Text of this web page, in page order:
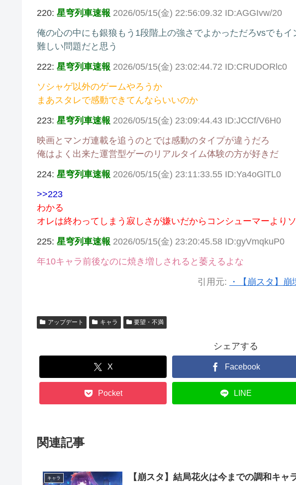
220: 星穹列車速報 2026/05/15(金) 22:56:09.32 ID:AGGIvw/20
俺の心の中にも銀狼もう1段階上の強さでよかっただろvsでも
難しい問題だと思う
222: 星穹列車速報 2026/05/15(金) 23:02:44.72 ID:CRUDORlc0
ソシャゲ以外のゲームやろうか
まあスタレで感動できてんならいいのか
223: 星穹列車速報 2026/05/15(金) 23:09:44.43 ID:JCCf/V6H0
映画とマンガ連載を追うのとでは感動のタイプが違うだろ
俺はよく出来た運営型ゲーのリアルタイム体験の方が好きだ
224: 星穹列車速報 2026/05/15(金) 23:11:33.55 ID:Ya4oGlTL0
>>223
わかる
オレは終わってしまう寂しさが嫌いだからコンシューマーより
225: 星穹列車速報 2026/05/15(金) 23:20:45.58 ID:gyVmqkuP0
年10キャラ前後なのに焼き増しされると萎えるよな
引用元: ・【崩スタ】
アップデート キャラ 要望・不満
シェアする
X Facebook
Pocket LINE
関連記事
キャラ 【崩スタ】結局花火は今までの調和キャ